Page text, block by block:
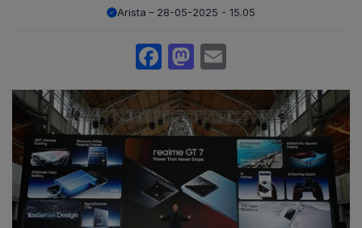
Arista 28-05-2025 - 15.05
Facebook
Mastodon